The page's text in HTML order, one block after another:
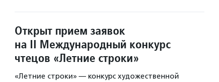
Открыт прием заявок
на II Международный конкурс
чтецов «Летние строки»
«Летние строки» — конкурс художественной